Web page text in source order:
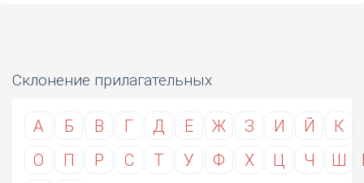
Склонение прилагательных
А Б В Г Д Е Ж З И Й К
О
П Р С Т У Ф Х Ц Ч Ш